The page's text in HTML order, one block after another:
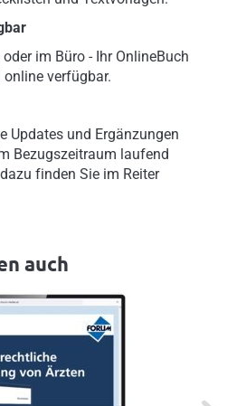
im Büro - Ihr OnlineBuch
verfügbar.
Updates und Ergänzungen
Bezugszeitraum laufend
finden Sie im Reiter
auch
Next